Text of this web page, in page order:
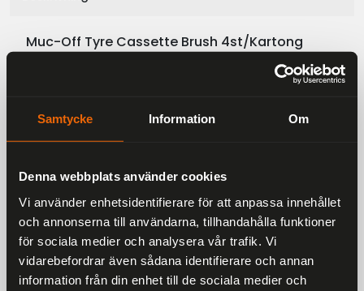
Samtycke Information Om
Denna webbplats använder cookies
Vi använder enhetsidentifierare för att anpassa innehållet
och annonserna till användarna, tillhandahålla funktioner
för sociala medier och analysera vår trafik. Vi
vidarebefordrar även sådana identifierare och annan
information från din enhet till de sociala medier och
Muc-Off Tyre Cassette Brush 4st/Kartong
Liknande produkter
Andra har även tittat på
Rekommenderade produkter
25 %